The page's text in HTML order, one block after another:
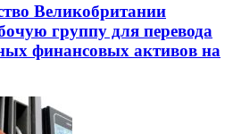
Великобритании
группу для перевода
финансовых активов на